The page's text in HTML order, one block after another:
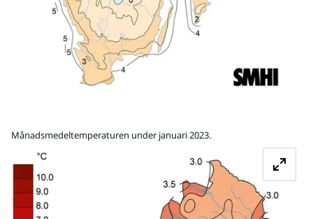
Månadsmedeltemperaturen under januari 2023.